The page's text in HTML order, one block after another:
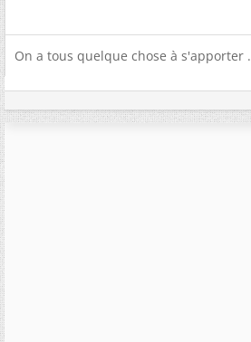
On a tous quelque chose à s'apporter .